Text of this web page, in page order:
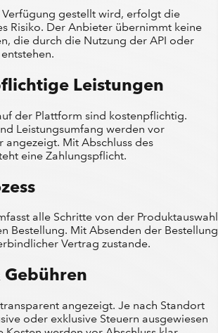
Verfügung gestellt wird, erfolgt die
Risiko. Der Anbieter übernimmt keine
die durch die Nutzung der API oder
Leistungen
der Plattform sind kostenpflichtig.
Leistungsumfang werden vor
angezeigt. Mit Abschluss des
eine Zahlungspflicht.
alle Schritte von der Produktauswahl
Bestellung. Mit Absenden der Bestellung
Vertrag zustande.
Gebühren
angezeigt. Je nach Standort
oder exklusive Steuern ausgewiesen